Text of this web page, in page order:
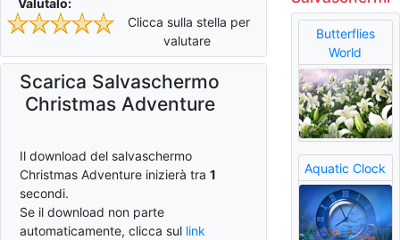
Clicca sulla stella per
valutare
Scarica Salvaschermo
Christmas Adventure
Il download del salvaschermo
Christmas Adventure inizierà tra 0
secondi.
Se il download non parte
automaticamente, clicca sul link
Butterflies
World
Aquatic Clock